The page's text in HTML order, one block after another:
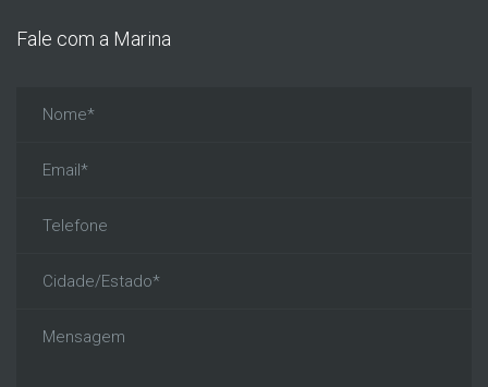
Fale com a Marina